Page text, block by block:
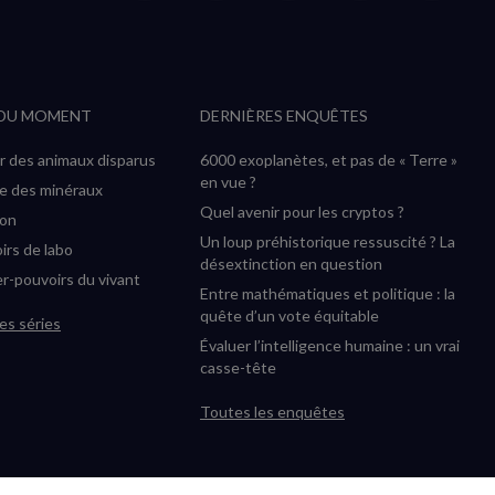
(nouvelle
fenêtre)
(nouvelle
fenêtre)
(nouvelle
fenêtre)
(nouvelle
fenêtre)
MOMENT
des animaux disparus
des minéraux
de labo
pouvoirs du vivant
séries
DERNIÈRES ENQUÊTES
6000 exoplanètes, et pas de « Terre »
en vue ?
Quel avenir pour les cryptos ?
Un loup préhistorique ressuscité ? La
désextinction en question
Entre mathématiques et politique : la
quête d’un vote équitable
Évaluer l’intelligence humaine : un vrai
casse-tête
Toutes les enquêtes